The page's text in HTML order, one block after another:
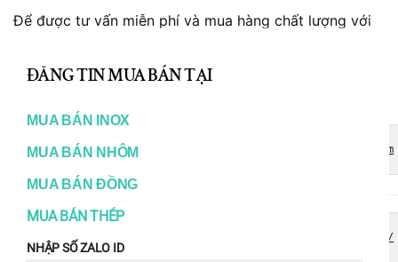
Để được tư vấn miễn phí và mua hàng chất lượng với
Trang web bán hàng uy tín
https://www.titaninox.vn/ https://inoxdacchung.com
https://vatlieutitan.vn/ https://kimloaiviet.com/
ĐĂNG TIN MUA BÁN TẠI
MUA BÁN INOX
MUA BÁN NHÔM
MUA BÁN ĐỒNG
MUA BÁN THÉP
NHẬP SỐ ZALO ID